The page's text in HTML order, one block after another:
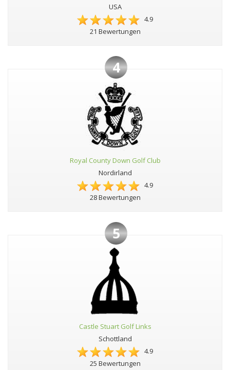
USA
4.9
21 Bewertungen
4
Royal County Down Golf Club
Nordirland
4.9
28 Bewertungen
5
Castle Stuart Golf Links
Schottland
4.9
25 Bewertungen